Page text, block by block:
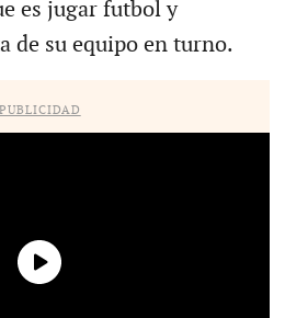
es jugar futbol y
de su equipo en turno.
PUBLICIDAD